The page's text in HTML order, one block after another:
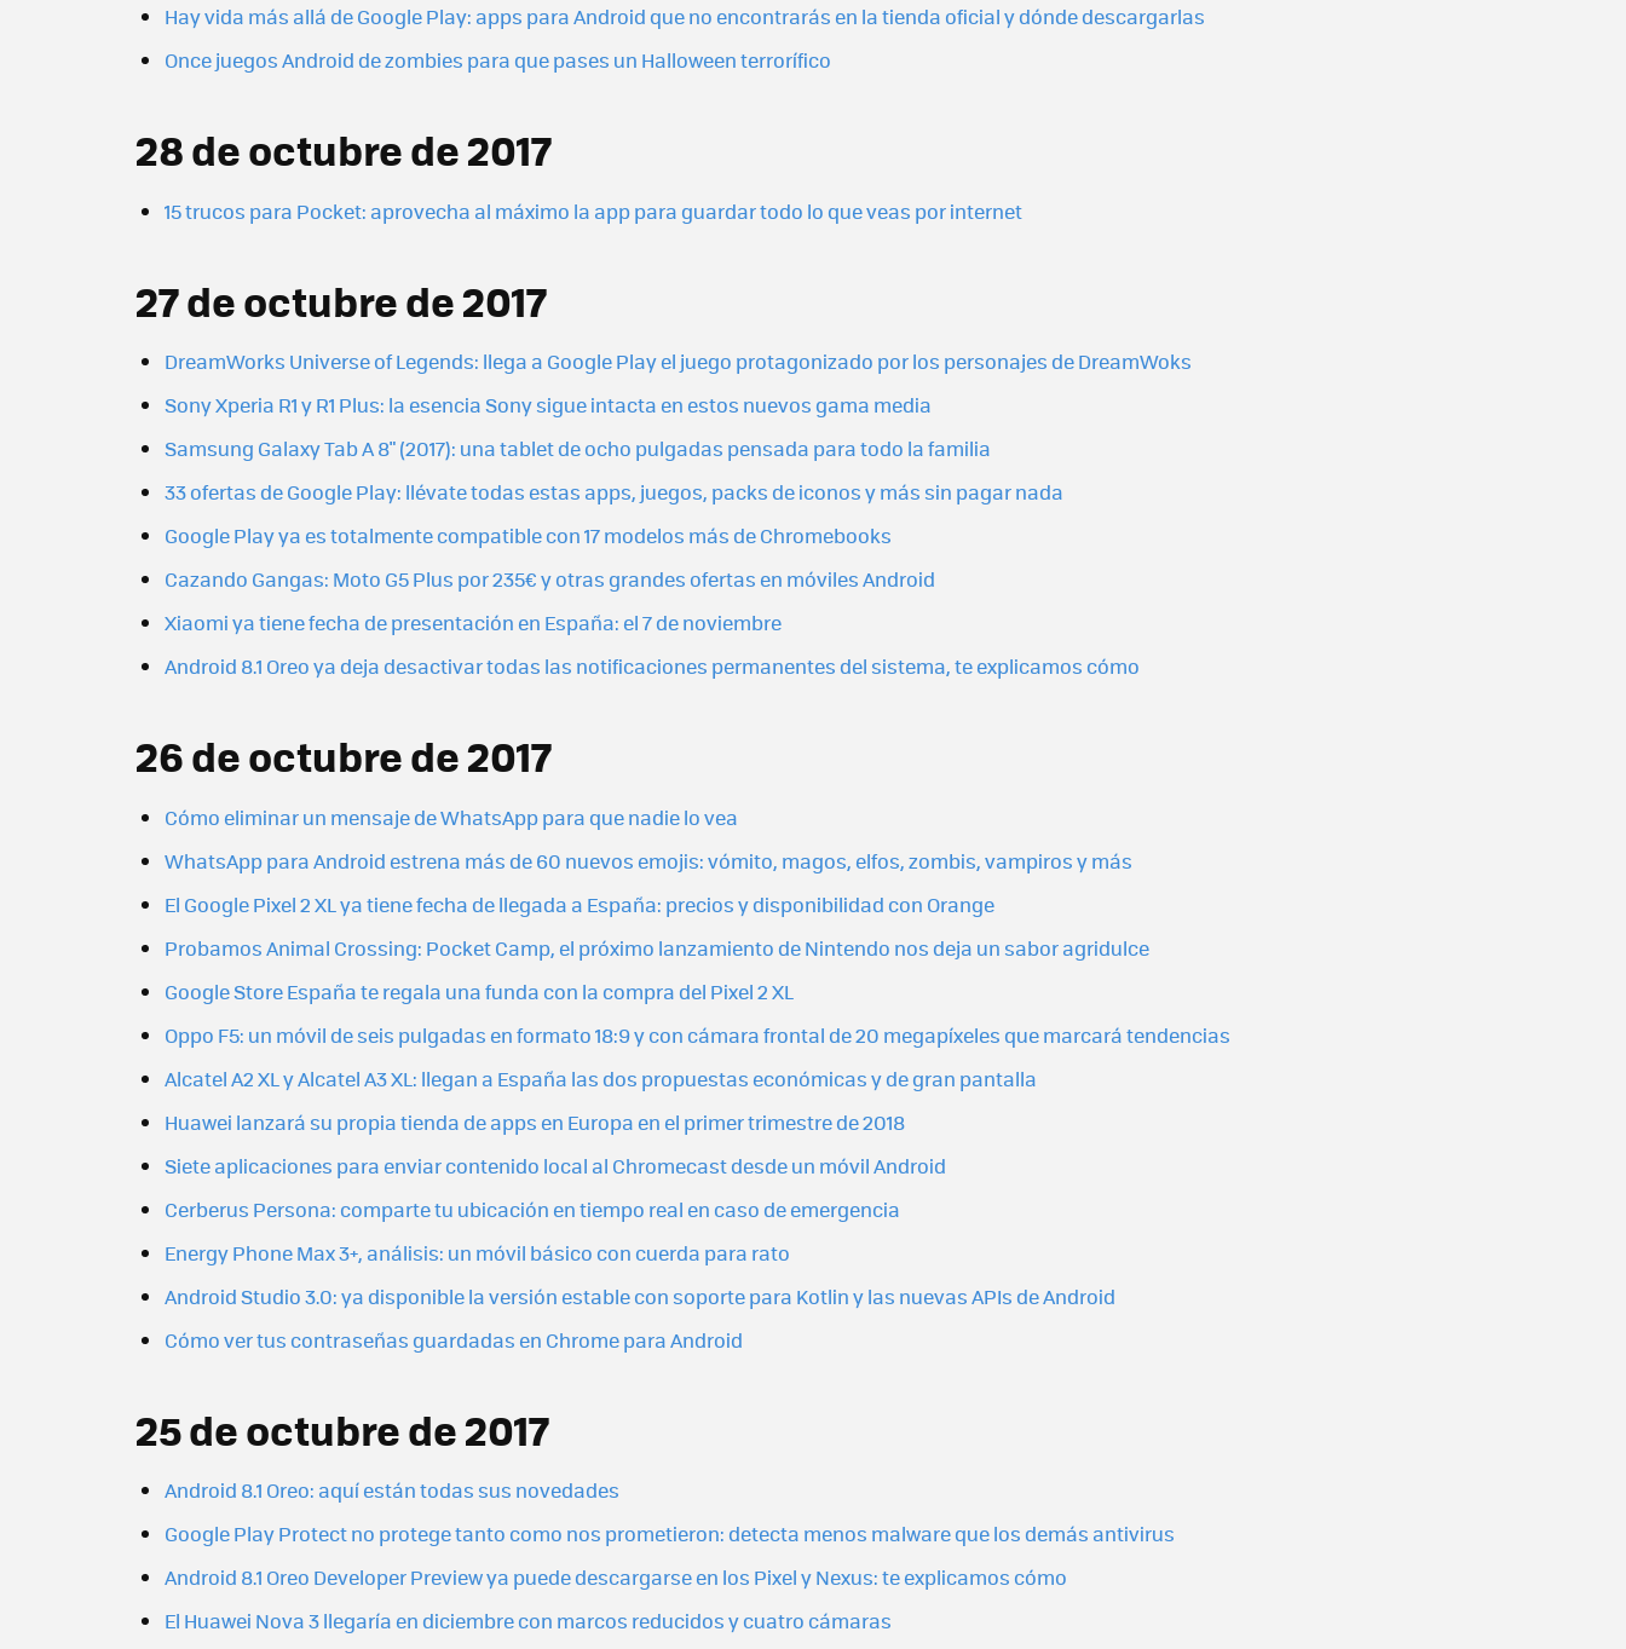
Hay vida más allá de Google Play: apps para Android que no encontrarás en la tienda oficial y dónde descargarlas
Once juegos Android de zombies para que pases un Halloween terrorífico
28 de octubre de 2017
15 trucos para Pocket: aprovecha al máximo la app para guardar todo lo que veas por internet
27 de octubre de 2017
DreamWorks Universe of Legends: llega a Google Play el juego protagonizado por los personajes de DreamWoks
Sony Xperia R1 y R1 Plus: la esencia Sony sigue intacta en estos nuevos gama media
Samsung Galaxy Tab A 8" (2017): una tablet de ocho pulgadas pensada para todo la familia
33 ofertas de Google Play: llévate todas estas apps, juegos, packs de iconos y más sin pagar nada
Google Play ya es totalmente compatible con 17 modelos más de Chromebooks
Cazando Gangas: Moto G5 Plus por 235€ y otras grandes ofertas en móviles Android
Xiaomi ya tiene fecha de presentación en España: el 7 de noviembre
Android 8.1 Oreo ya deja desactivar todas las notificaciones permanentes del sistema, te explicamos cómo
26 de octubre de 2017
Cómo eliminar un mensaje de WhatsApp para que nadie lo vea
WhatsApp para Android estrena más de 60 nuevos emojis: vómito, magos, elfos, zombis, vampiros y más
El Google Pixel 2 XL ya tiene fecha de llegada a España: precios y disponibilidad con Orange
Probamos Animal Crossing: Pocket Camp, el próximo lanzamiento de Nintendo nos deja un sabor agridulce
Google Store España te regala una funda con la compra del Pixel 2 XL
Oppo F5: un móvil de seis pulgadas en formato 18:9 y con cámara frontal de 20 megapíxeles que marcará tendencias
Alcatel A2 XL y Alcatel A3 XL: llegan a España las dos propuestas económicas y de gran pantalla
Huawei lanzará su propia tienda de apps en Europa en el primer trimestre de 2018
Siete aplicaciones para enviar contenido local al Chromecast desde un móvil Android
Cerberus Persona: comparte tu ubicación en tiempo real en caso de emergencia
Energy Phone Max 3+, análisis: un móvil básico con cuerda para rato
Android Studio 3.0: ya disponible la versión estable con soporte para Kotlin y las nuevas APIs de Android
Cómo ver tus contraseñas guardadas en Chrome para Android
25 de octubre de 2017
Android 8.1 Oreo: aquí están todas sus novedades
Google Play Protect no protege tanto como nos prometieron: detecta menos malware que los demás antivirus
Android 8.1 Oreo Developer Preview ya puede descargarse en los Pixel y Nexus: te explicamos cómo
El Huawei Nova 3 llegaría en diciembre con marcos reducidos y cuatro cámaras